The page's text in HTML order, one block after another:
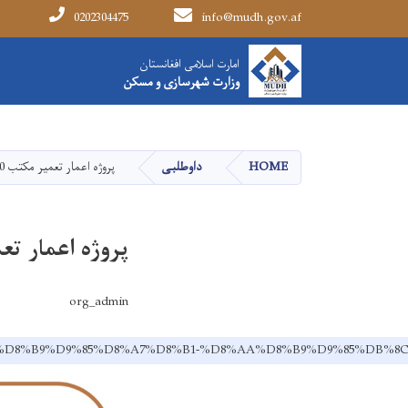
امارت اسلامی افغانستان
وزارت شهرسازی و مسکن
info@mudh.gov.af
0202304475
Main navigation
امارت اسلامی افغانستان
وزارت شهرسازی و مسکن
HOME داوطلبی پروژه اعمار تعمیر مکتب 30 صنفی اناث شهرک شیخ زاهد
پروژه اعمار تعمیر مکتب 30
org_admin